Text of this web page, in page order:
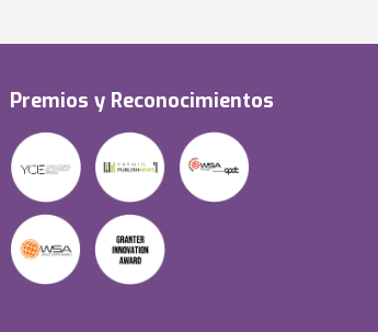
Premios y Reconocimientos